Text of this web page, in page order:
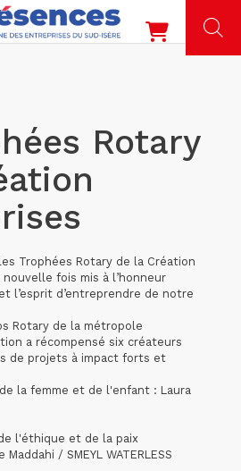
Rotary
Trophées Rotary de la Création
fois mis à l’honneur
l’esprit d’entreprendre de notre
Rotary de la métropole
a récompensé six créateurs
de projets à impact forts et
la femme et de l'enfant : Laura
l'éthique et de la paix
/ SMEYL WATERLESS